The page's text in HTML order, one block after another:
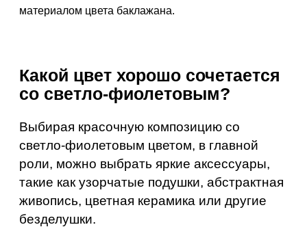
материалом цвета баклажана.
Какой цвет хорошо сочетается
со светло-фиолетовым?
Выбирая красочную композицию со
светло-фиолетовым цветом, в главной
роли, можно выбрать яркие аксессуары,
такие как узорчатые подушки, абстрактная
живопись, цветная керамика или другие
безделушки.